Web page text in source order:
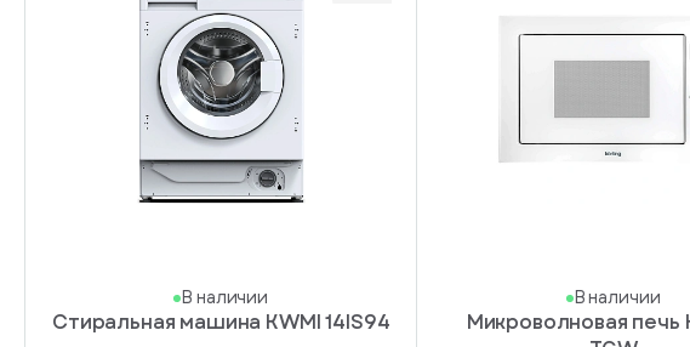
В наличии
Стиральная машина KWMI 14IS94
В наличии
Микроволновая печь